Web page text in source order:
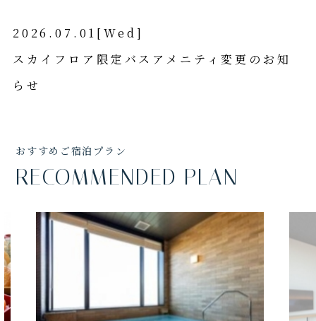
2026.07.01[Wed]
スカイフロア限定バスアメニティ変更のお知
らせ
おすすめご宿泊プラン
RECOMMENDED PLAN